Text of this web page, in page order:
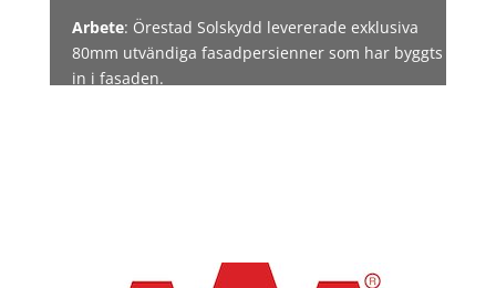
Arbete: Örestad Solskydd levererade exklusiva
80mm utvändiga fasadpersienner som har byggts
in i fasaden.